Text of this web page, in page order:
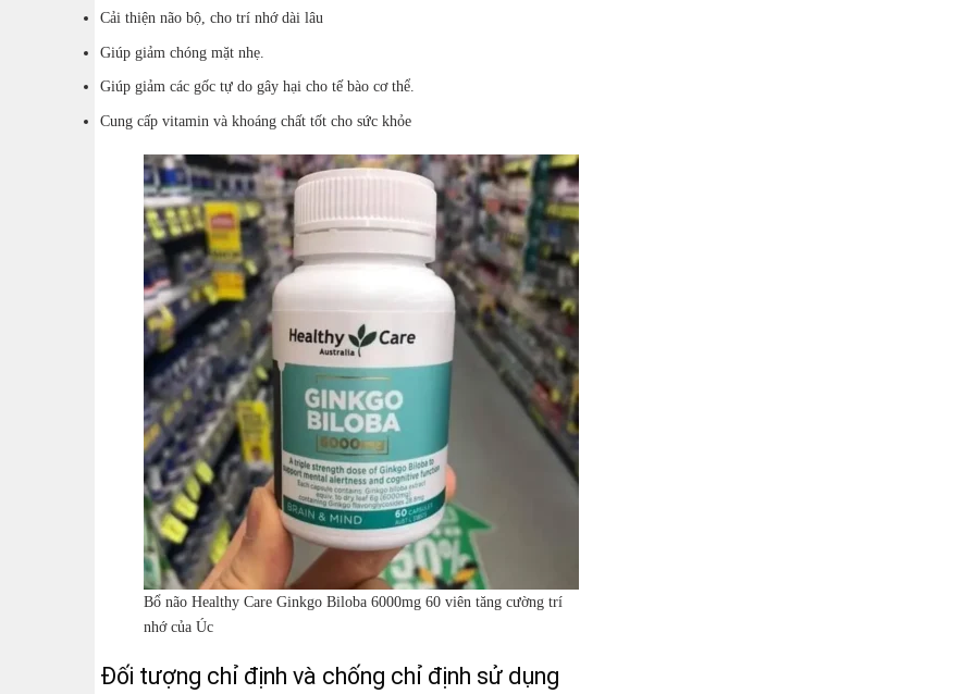
Cải thiện não bộ, cho trí nhớ dài lâu
Giúp giảm chóng mặt nhẹ.
Giúp giảm các gốc tự do gây hại cho tế bào cơ thể.
Cung cấp vitamin và khoáng chất tốt cho sức khỏe
Bổ não Healthy Care Ginkgo Biloba 6000mg 60 viên tăng cường trí
nhớ của Úc
Đối tượng chỉ định và chống chỉ định sử dụng